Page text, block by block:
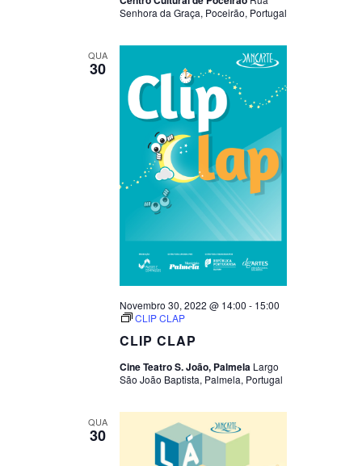
Senhora da Graça, Poceirão, Portugal
QUA
30
CLIP CLAP
Novembro 30, 2022 @ 14:00 - 15:00
CLIP CLAP
Cine Teatro S. João, Palmela Largo
São João Baptista, Palmela, Portugal
QUA
30